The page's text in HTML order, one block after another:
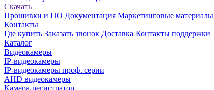
Скачать
Прошивки и ПО Документация Маркетинговые материалы
Контакты
Где купить Заказать звонок Доставка Контакты поддержки
Каталог
Видеокамеры
IP-видеокамеры
IP-видеокамеры проф. серии
AHD видеокамеры
Камера-регистратор